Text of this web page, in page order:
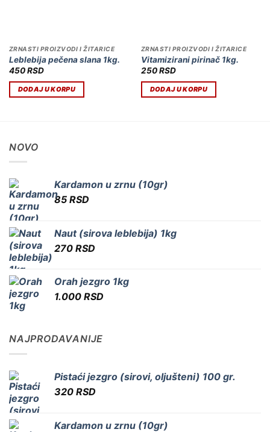
ZRNASTI PROIZVODI I ŽITARICE
Leblebija pečena slana 1kg.
450RSD
DODAJ U KORPU
ZRNASTI PROIZVODI I ŽITARICE
Vitamizirani pirinač 1kg.
250RSD
DODAJ U KORPU
NOVO
Kardamon u zrnu (10gr)
85 RSD
Naut (sirova leblebija) 1kg
270 RSD
Orah jezgro 1kg
1.000 RSD
NAJPRODAVANIJE
Pistaći jezgro (sirovi, oljušteni) 100 gr.
320 RSD
Kardamon u zrnu (10gr)